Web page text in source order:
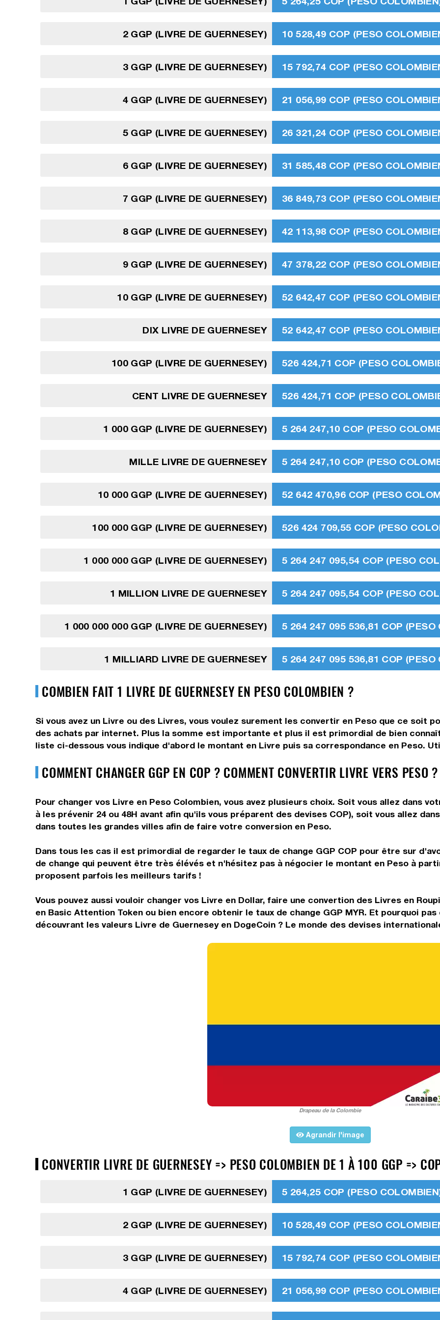
2 GGP (LIVRE DE GUERNESEY) 10 528,49 COP (PESO
3 GGP (LIVRE DE GUERNESEY) 15 792,74 COP (PESO
4 GGP (LIVRE DE GUERNESEY) 21 056,99 COP (PESO
5 GGP (LIVRE DE GUERNESEY) 26 321,24 COP (PESO
6 GGP (LIVRE DE GUERNESEY) 31 585,48 COP (PESO
7 GGP (LIVRE DE GUERNESEY) 36 849,73 COP (PESO
8 GGP (LIVRE DE GUERNESEY) 42 113,98 COP (PESO
9 GGP (LIVRE DE GUERNESEY) 47 378,22 COP (PESO
10 GGP (LIVRE DE GUERNESEY) 52 642,47 COP (PESO
DIX LIVRE DE GUERNESEY 52 642,47 COP (PESO
100 GGP (LIVRE DE GUERNESEY) 526 424,71 COP (PESO
CENT LIVRE DE GUERNESEY 526 424,71 COP (PESO
1 000 GGP (LIVRE DE GUERNESEY) 5 264 247,10 COP (PESO
MILLE LIVRE DE GUERNESEY 5 264 247,10 COP (PESO
10 000 GGP (LIVRE DE GUERNESEY) 52 642 470,96 COP (PESO
100 000 GGP (LIVRE DE GUERNESEY) 526 424 709,55 COP (PESO
1 000 000 GGP (LIVRE DE GUERNESEY) 5 264 247 095,54 COP (PESO
1 MILLION LIVRE DE GUERNESEY 5 264 247 095,54 COP (PESO
1 000 000 000 GGP (LIVRE DE GUERNESEY) 5 264 247 095 536,81 COP (PESO
1 MILLIARD LIVRE DE GUERNESEY 5 264 247 095 536,81 COP (PESO
COMBIEN FAIT 1 LIVRE DE GUERNESEY EN PESO COLOMBIEN ?
Si vous avez un Livre ou des Livres, vous voulez surement les convertir en Peso que ce soit
des achats par internet. Plus la somme est importante et plus il est primordial de bien
liste ci-dessous vous indique d'abord le montant en Livre puis sa correspondance en Peso.
COMMENT CHANGER GGP EN COP ? COMMENT CONVERTIR LIVRE VERS PESO ?
Pour changer vos Livre en Peso Colombien, vous avez plusieurs choix. Soit vous allez dans
à les prévenir 24 ou 48H avant afin qu'ils vous préparent des devises COP), soit vous allez
dans toutes les grandes villes afin de faire votre conversion en Peso.
Dans tous les cas il est primordial de regarder le taux de change GGP COP pour être sur
de change qui peuvent être très élévés et n'hésitez pas à négocier le montant en Peso à
proposent parfois les meilleurs tarifs !
Vous pouvez aussi vouloir changer vos Livre en Dollar, faire une convertion des Livres en
en Basic Attention Token ou bien encore obtenir le taux de change GGP MYR. Et pourquoi
découvrant les valeurs Livre de Guernesey en DogeCoin ? Le monde des devises
Drapeau de la Colombie
Agrandir l'image
CONVERTIR LIVRE DE GUERNESEY => PESO COLOMBIEN DE 1 À 100 GGP =>
1 GGP (LIVRE DE GUERNESEY) 5 264,25 COP (PESO
2 GGP (LIVRE DE GUERNESEY) 10 528,49 COP (PESO
3 GGP (LIVRE DE GUERNESEY) 15 792,74 COP (PESO
4 GGP (LIVRE DE GUERNESEY) 21 056,99 COP (PESO